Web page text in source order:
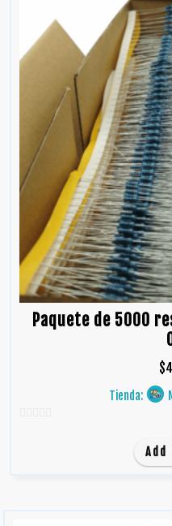
Paquete de 5000
$
Tienda: